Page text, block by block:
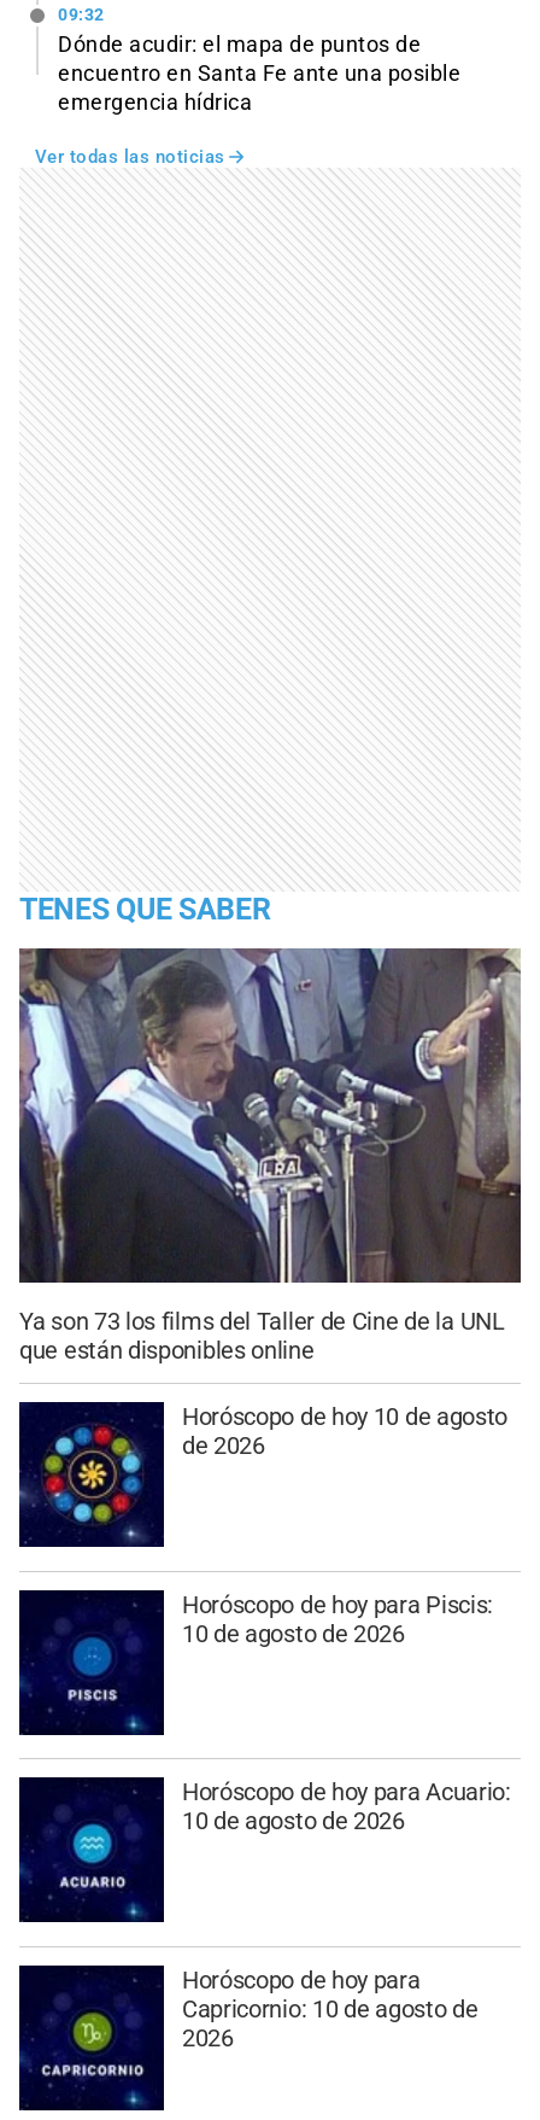
09:32
Dónde acudir: el mapa de puntos de
encuentro en Santa Fe ante una posible
emergencia hídrica
Ver todas las noticias
TENES QUE SABER
Ya son 73 los films del Taller de Cine de la UNL
que están disponibles online
Horóscopo de hoy 10 de agosto
de 2026
Horóscopo de hoy para Piscis:
10 de agosto de 2026
Horóscopo de hoy para Acuario:
10 de agosto de 2026
Horóscopo de hoy para
Capricornio: 10 de agosto de
2026